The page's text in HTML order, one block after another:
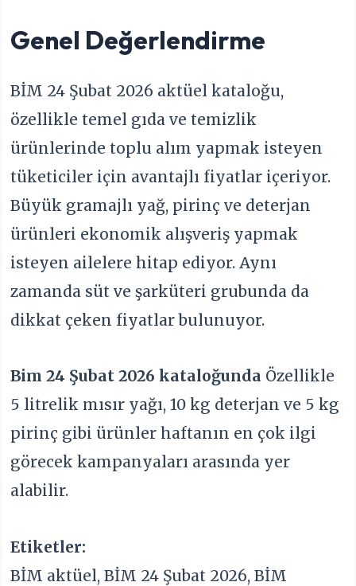
Genel Değerlendirme
BİM 24 Şubat 2026 aktüel kataloğu,
özellikle temel gıda ve temizlik
ürünlerinde toplu alım yapmak isteyen
tüketiciler için avantajlı fiyatlar içeriyor.
Büyük gramajlı yağ, pirinç ve deterjan
ürünleri ekonomik alışveriş yapmak
isteyen ailelere hitap ediyor. Aynı
zamanda süt ve şarküteri grubunda da
dikkat çeken fiyatlar bulunuyor.
Bim 24 Şubat 2026 kataloğunda Özellikle
5 litrelik mısır yağı, 10 kg deterjan ve 5 kg
pirinç gibi ürünler haftanın en çok ilgi
görecek kampanyaları arasında yer
alabilir.
Etiketler:
BİM aktüel, BİM 24 Şubat 2026, BİM